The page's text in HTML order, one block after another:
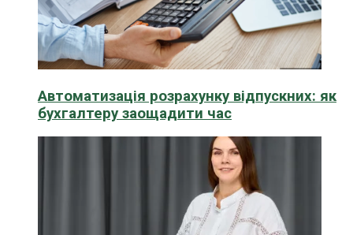
Автоматизація розрахунку відпускних: як
бухгалтеру заощадити час